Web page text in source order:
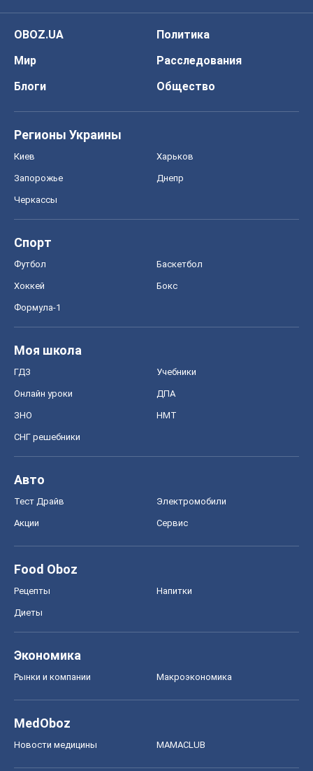
OBOZ.UA
Политика
Мир
Расследования
Блоги
Общество
Регионы Украины
Киев Харьков
Запорожье Днепр
Черкассы
Спорт
Футбол Баскетбол
Хоккей Бокс
Формула-1
Моя школа
ГДЗ Учебники
Онлайн уроки ДПА
ЗНО НМТ
СНГ решебники
Авто
Тест Драйв Электромобили
Акции Сервис
Food Oboz
Рецепты Напитки
Диеты
Экономика
Рынки и компании Mакроэкономика
MedOboz
Новости медицины MAMACLUB